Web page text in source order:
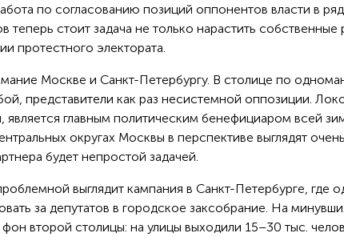
по согласованию позиций оппонентов власти в
теперь стоит задача не только нарастить собственные
протестного электората.
Москве и Санкт-Петербургу. В столице по
представители как раз несистемной оппозиции.
является главным политическим бенефициаром всей
округах Москвы в перспективе выглядят
будет непростой задачей.
выглядит кампания в Санкт-Петербурге,
за депутатов в городское заксобрание. На
второй столицы: на улицы выходили 15–30 тыс.